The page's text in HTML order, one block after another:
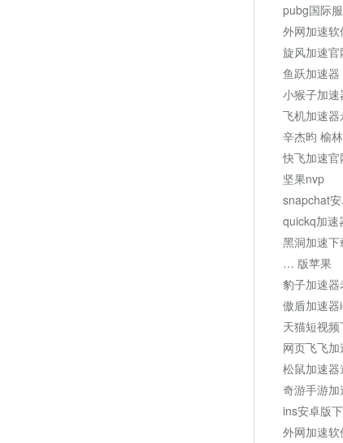
pubg国际
外网加速
旋风加速官
鱼跃加速器
小猴子加速
飞机加速
辛杰昀 榆林
快飞加速官
坚果nvp
snapchat
quickq加速
黑洞加速
… 版苹果
豹子加速器
傲盾加速器
天猫短视频
网页飞飞加
松鼠加速
奇游手游
ins安卓版
外网加速